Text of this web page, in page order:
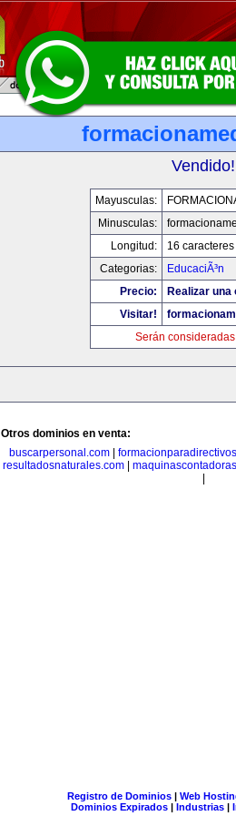
Vendido!
Mayusculas:
Minusculas:
Longitud:
16 caracteres
Categorias:
EducaciÃ³n
Precio:
Realizar una
Visitar!
Serán
Otros dominios en venta:
buscarpersonal.com|
resultadosnaturales.com|
Registro de Dominios| Web
Dominios Expirados | Industrias |